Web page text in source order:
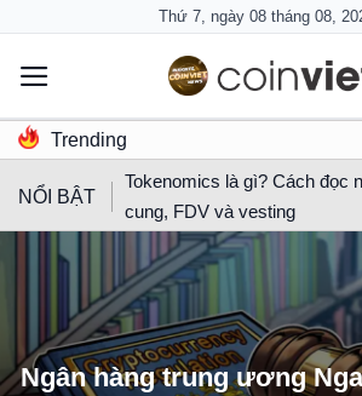
content
Thứ 7, ngày 08 tháng 08,
Trending
NỔI BẬT
Tokenomics là gì? Cách đọc
cung, FDV và vesting
Ngân hàng trung ương